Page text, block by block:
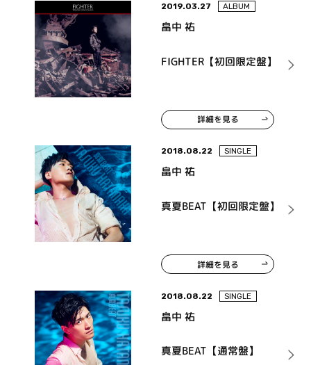
2019.03.27 ALBUM
畠中 祐
FIGHTER【初回限定盤】
詳細を見る
2018.08.22 SINGLE
畠中 祐
真夏BEAT【初回限定盤】
詳細を見る
2018.08.22 SINGLE
畠中 祐
真夏BEAT【通常盤】